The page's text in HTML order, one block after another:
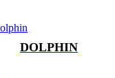
DOLPHIN